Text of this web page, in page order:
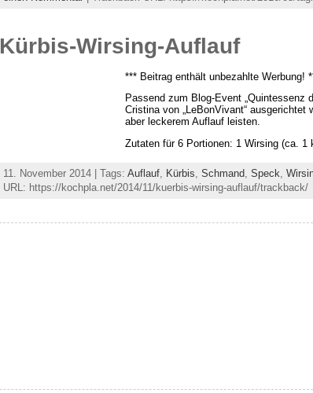
Kürbis-Wirsing-Auflauf
*** Beitrag enthält unbezahlte Werbung!
Passend zum Blog-Event „Quintessenz
Cristina von „LeBonVivant“
aber leckerem Auflauf leisten.
Zutaten für 6 Portionen: 1 Wirsing (ca.
11. November 2014 | Tags: Auflauf Kürbis Schmand Speck
URL: https://kochpla.net/2014/11/kuerbis-wirsing-auflauf/trackback/